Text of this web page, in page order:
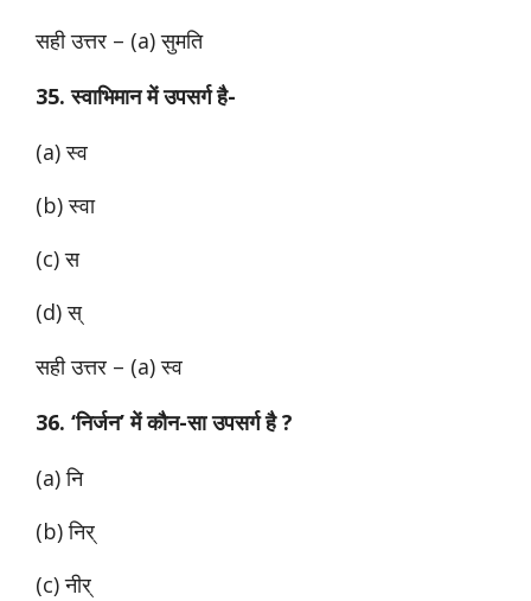
सही उत्तर – (a) सुमति
35. स्वाभिमान में उपसर्ग है-
(a) स्व
(b) स्वा
(c) स
(d) स्
सही उत्तर – (a) स्व
36. ‘निर्जन’ में कौन-सा उपसर्ग है ?
(a) नि
(b) निर्
(c) नीर्